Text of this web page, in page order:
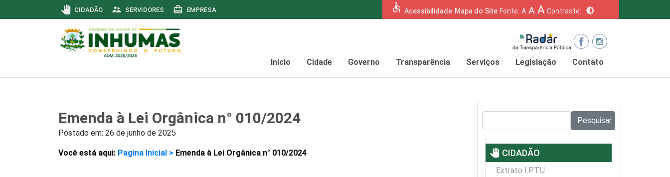
pan_tool CIDADÃO supervisor_account SERVIDORES card_travel EMPRESA accessible Acessibilidade Mapa do Site Fonte: A A A Contraste: brightness_6
Início Cidade Governo Transparência Serviços Legislação Contato
Emenda à Lei Orgânica n° 010/2024
Postado em: 26 de junho de 2025
Você está aqui: Pagina Inicial > Emenda à Lei Orgânica n° 010/2024
Pesquisar
pan_tool CIDADÃO
Extrato I.P.T.U